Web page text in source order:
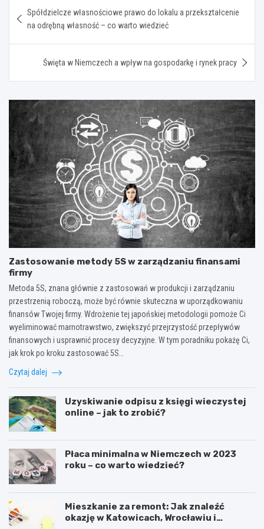
wpisu
Spółdzielcze własnościowe prawo do lokalu a przekształcenie
na odrębną własność – co warto wiedzieć
Święta w Niemczech a wpływ na gospodarkę i rynek pracy
Zastosowanie metody 5S w zarządzaniu finansami
firmy
Metoda 5S, znana głównie z zastosowań w produkcji i zarządzaniu
przestrzenią roboczą, może być równie skuteczna w uporządkowaniu
finansów Twojej firmy. Wdrożenie tej japońskiej metodologii pomoże Ci
wyeliminować marnotrawstwo, zwiększyć przejrzystość przepływów
finansowych i usprawnić procesy decyzyjne. W tym poradniku pokażę Ci,
jak krok po kroku zastosować 5S…
Czytaj dalej
Uzyskiwanie odpisu z księgi wieczystej
online – jak to zrobić?
Płaca minimalna w Niemczech w 2023
roku – co warto wiedzieć?
Mieszkanie za remont: Jak znaleźć
okazję w Katowicach, Wrocławiu i